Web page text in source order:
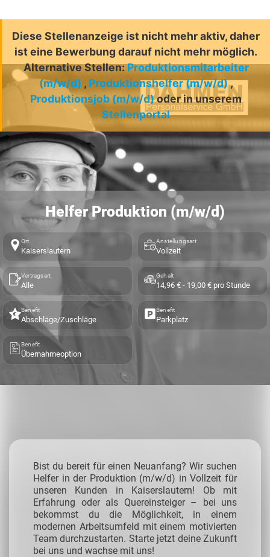
Diese Stellenanzeige ist nicht mehr aktiv, daher
ist eine Bewerbung darauf nicht mehr möglich.
Alternative Stellen:Produktionsmitarbeiter
(m/w/d) , Produktionshelfer (m/w/d),
Produktionsjob (m/w/d)oder in unserem
Stellenportal
Helfer Produktion (m/w/d)
Ort
Kaiserslautern
Anstellungsart
Vollzeit
Vertragsart
Alle
Gehalt
14,96 € - 19,00 € pro Stunde
Benefit
Abschläge/Zuschläge
Benefit
Parkplatz
Benefit
Übernahmeoption
Bist du bereit für einen Neuanfang? Wir suchen
Helfer in der Produktion (m/w/d) in Vollzeit für
unseren Kunden in Kaiserslautern! Ob mit
Erfahrung oder als Quereinsteiger – bei uns
bekommst du die Möglichkeit, in einem
modernen Arbeitsumfeld mit einem motivierten
Team durchzustarten. Starte jetzt deine Zukunft
bei uns und wachse mit uns!